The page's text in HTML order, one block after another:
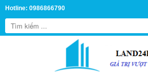
Hotline: 0986866790